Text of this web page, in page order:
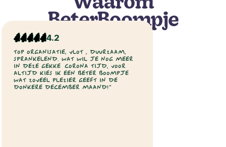
BeterBoompje
4.2
TOP ORGANISATIE, VLOT , DUURZAAM,
SPRANKELEND. WAT WIL JE NOG MEER
IN DEZE GEKKE CORONA TIJD, VOOR
ALTIJD KIES IK EEN BETER BOOMPJE
WAT ZOVEEL PLEZIER GEEFT IN DE
DONKERE DECEMBER MAAND!”